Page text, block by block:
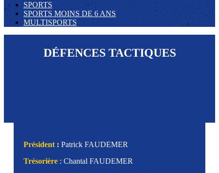
SPORTS
SPORTS MOINS DE 6 ANS
MULTISPORTS
DÉFENCES TACTIQUES
Président : Patrick FAUDEMER
Trésorière : Chantal FAUDEMER